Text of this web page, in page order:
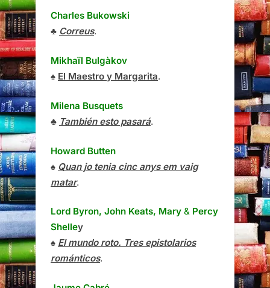
Charles Bukowski
♣ Correus.
Mikhaïl Bulgàkov
♠ El Maestro y Margarita.
Milena Busquets
♣ También esto pasará.
Howard Butten
♠ Quan jo tenia cinc anys em vaig
matar.
Lord Byron, John Keats, Mary & Percy
Shelley
♠ El mundo roto. Tres epistolarios
románticos.